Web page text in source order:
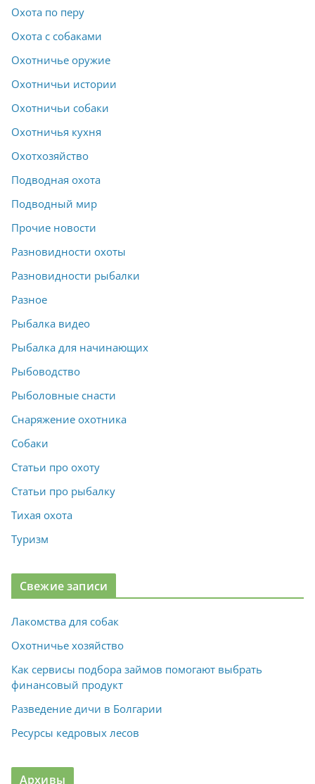
Охота по перу
Охота с собаками
Охотничье оружие
Охотничьи истории
Охотничьи собаки
Охотничья кухня
Охотхозяйство
Подводная охота
Подводный мир
Прочие новости
Разновидности охоты
Разновидности рыбалки
Разное
Рыбалка видео
Рыбалка для начинающих
Рыбоводство
Рыболовные снасти
Снаряжение охотника
Собаки
Статьи про охоту
Статьи про рыбалку
Тихая охота
Туризм
Свежие записи
Лакомства для собак
Охотничье хозяйство
Как сервисы подбора займов помогают выбрать
финансовый продукт
Разведение дичи в Болгарии
Ресурсы кедровых лесов
Архивы